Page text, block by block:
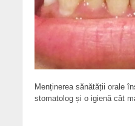
Menținerea sănătății orale
stomatolog și o igienă cât